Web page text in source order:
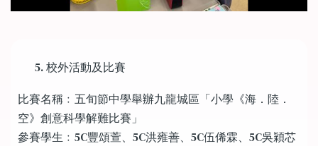
校外活動及比賽
比賽名稱﹕五旬節中學舉辦九龍城區「小學《海．陸．
空》創意科學解難比賽」
參賽學生﹕5C豐頌萱、5C洪雍善、5C伍俙霖、5C吳穎芯